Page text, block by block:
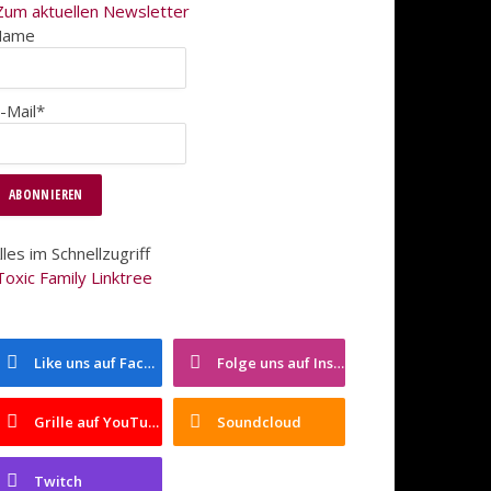
aktuellen Newsletter
Mail*
im Schnellzugriff
Family Linktree
Like uns auf Facebook Folge uns auf Instagram
Grille auf YouTube Soundcloud
Twitch